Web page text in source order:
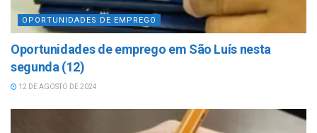
OPORTUNIDADES DE EMPREGO
Oportunidades de emprego em São Luís nesta
segunda (12)
12 DE AGOSTO DE 2024